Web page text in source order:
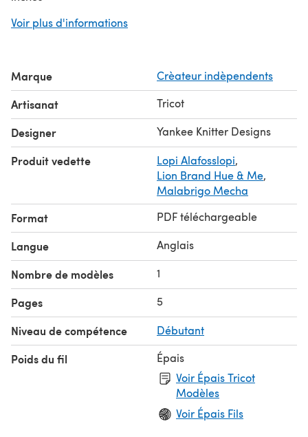
Suggested Needles:
Magic Loop version- #8 (5mm) & #10 1/2 (6.50 mm) 32”
circular or longer
Yarn:Bulky wt yarn- 85, 95, 110, 125, 130 yards
Voir plus d'informations
Marque Crèateur indèpendents
Artisanat Tricot
Designer Yankee Knitter Designs
Produit vedette Lopi Alafosslopi,
Lion Brand Hue & Me,
Malabrigo Mecha
Format PDF téléchargeable
Langue Anglais
Nombre de modèles 1
Pages 5
Niveau de compétence Débutant
Poids du fil
Épais
Voir Épais Tricot
Modèles
Voir Épais Fils